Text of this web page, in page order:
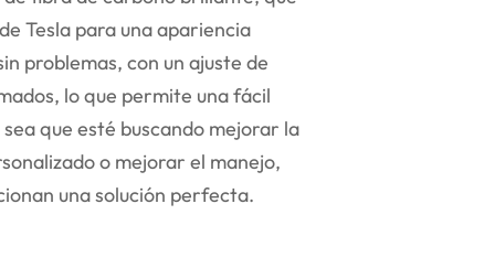
Tesla para una apariencia
problemas, con un ajuste de
lo que permite una fácil
que esté buscando mejorar la
o mejorar el manejo,
una solución perfecta.